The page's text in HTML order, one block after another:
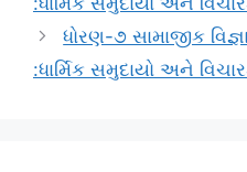
ધોરણ-૭ સામાજીક
:ધાર્મિક સમુદાયો અને